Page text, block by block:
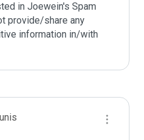
in Joewein's Spam
provide/share any
information in/with